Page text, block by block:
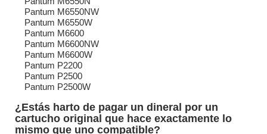
Pantum M6550NW
Pantum M6550W
Pantum M6600
Pantum M6600NW
Pantum M6600W
Pantum P2200
Pantum P2500
Pantum P2500W
¿Estás harto de pagar un dineral por un
cartucho original que hace exactamente lo
mismo que uno compatible?